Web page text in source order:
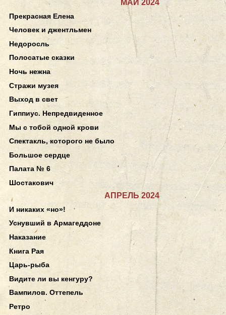
МАЙ 2024
Прекрасная Елена
Человек и джентльмен
Недоросль
Полосатые сказки
Ночь нежна
Стражи музея
Выход в свет
Гиппиус. Непредвиденное
Мы с тобой одной крови
Спектакль, которого не было
Большое сердце
Палата № 6
Шостакович
АПРЕЛЬ 2024
И никаких «но»!
Уснувший в Армагеддоне
Наказание
Книга Рая
Царь-рыба
Видите ли вы кенгуру?
Вампилов. Оттепель
Ретро